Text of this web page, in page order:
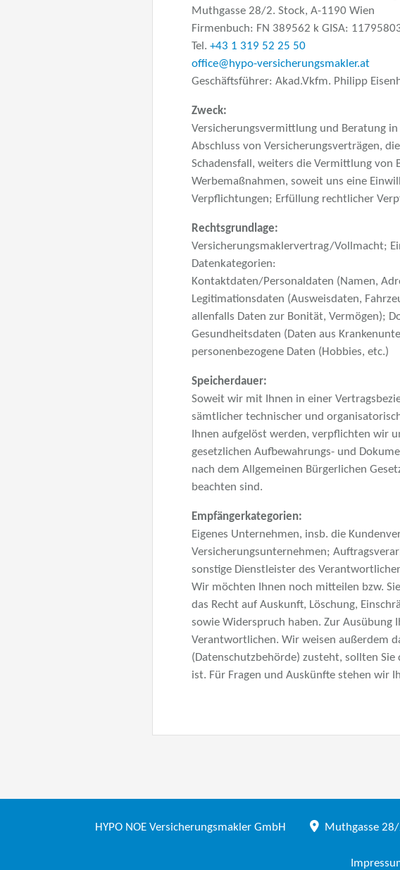
Muthgasse 28/2. Stock, A-1190 Wien
Firmenbuch: FN 389562 k GISA:
Tel. +43 1 319 52 25 50
office@hypo-versicherungsmakler.at
Geschäftsführer: Akad.Vkfm. Philipp
Zweck:
Versicherungsvermittlung und Beratung
Abschluss von Versicherungsverträgen,
Schadensfall, weiters die Vermittlung von
Werbemaßnahmen, soweit uns eine
Verpflichtungen; Erfüllung rechtlicher
Rechtsgrundlage:
Versicherungsmaklervertrag/Vollmacht;
Datenkategorien:
Kontaktdaten/Personaldaten (Namen,
Legitimationsdaten (Ausweisdaten,
allenfalls Daten zur Bonität, Vermögen);
Gesundheitsdaten (Daten aus
personenbezogene Daten (Hobbies, etc.)
Speicherdauer:
Soweit wir mit Ihnen in einer
sämtlicher technischer und
Ihnen aufgelöst werden, verpflichten wir
gesetzlichen Aufbewahrungs- und
nach dem Allgemeinen Bürgerlichen
beachten sind.
Empfängerkategorien:
Eigenes Unternehmen, insb. die
Versicherungsunternehmen;
sonstige Dienstleister des
Wir möchten Ihnen noch mitteilen bzw.
das Recht auf Auskunft, Löschung,
sowie Widerspruch haben. Zur Ausübung
Verantwortlichen. Wir weisen außerdem
(Datenschutzbehörde) zusteht, sollten
ist. Für Fragen und Auskünfte stehen wir
HYPO NOE Versicherungsmakler GmbH Muthgasse